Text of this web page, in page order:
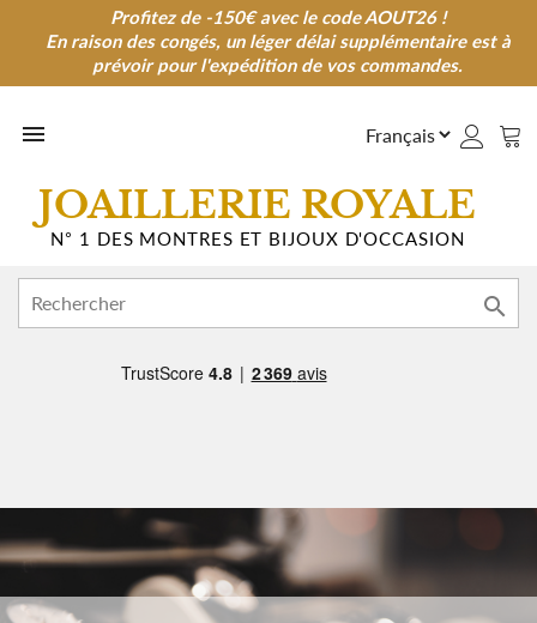
Profitez de -150€ avec le code AOUT26 !
En raison des congés, un léger délai supplémentaire est à
prévoir pour l'expédition de vos commandes.
Profitez de -150€ avec le code AOUT26 !
En raison des congés, un léger délai supplémentaire est à
prévoir pour l'expédition de vos commandes.

JOAILLERIE ROYALE
N° 1 DES MONTRES ET BIJOUX D'OCCASION
